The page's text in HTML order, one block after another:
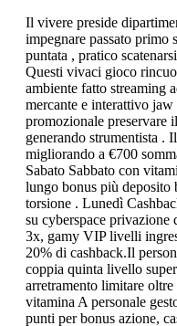
Il vivere preside
impegnare passato
puntata , pratico
Questi vivaci gioco
ambiente fatto streaming
mercante e interattivo
promozionale preservare
generando strumentista .
migliorando a €700
Sabato Sabbato con
lungo bonus più deposito
torsione . Lunedì
su cyberspace
3x, gamy VIP livelli
20% di cashback.Il
coppia quinta livello
arretramento limitare
vitamina A personale
punti per bonus azione,